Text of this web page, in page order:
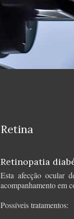
Retina
Retinopatia
Esta afecção ocular
acompanhamento em
Possíveis tratamentos: